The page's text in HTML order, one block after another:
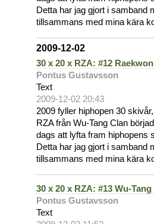
Detta har jag gjort i samband
tillsammans med mina kära
2009-12-02
30 x 20 x RZA: #12 Raekwon
Pontus Gustavsson
Text
2009-12-02 20:43
2009 fyller hiphopen 30
RZA från Wu-Tang Clan
dags att lyfta fram hiphopens
Detta har jag gjort i samband
tillsammans med mina kära
30 x 20 x RZA: #13 Wu-Tang
Pontus Gustavsson
Text